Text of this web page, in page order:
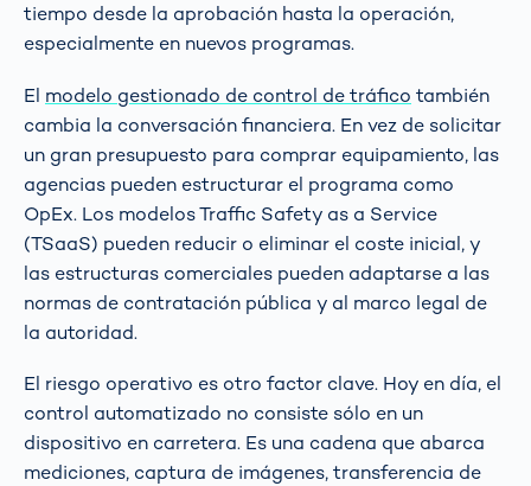
tiempo desde la aprobación hasta la operación,
especialmente en nuevos programas.
El modelo gestionado de control de tráfico también
cambia la conversación financiera. En vez de solicitar
un gran presupuesto para comprar equipamiento, las
agencias pueden estructurar el programa como
OpEx. Los modelos Traffic Safety as a Service
(TSaaS) pueden reducir o eliminar el coste inicial, y
las estructuras comerciales pueden adaptarse a las
normas de contratación pública y al marco legal de
la autoridad.
El riesgo operativo es otro factor clave. Hoy en día, el
control automatizado no consiste sólo en un
dispositivo en carretera. Es una cadena que abarca
mediciones, captura de imágenes, transferencia de